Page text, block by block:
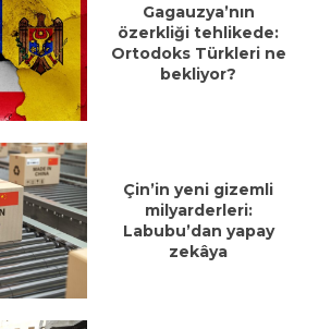
Gagauzya’nın
özerkliği tehlikede:
Ortodoks Türkleri ne
bekliyor?
Çin’in yeni gizemli
milyarderleri:
Labubu’dan yapay
zekâya